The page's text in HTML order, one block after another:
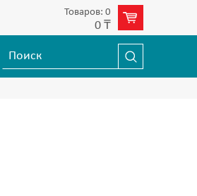
Товаров: 0
0 ₸